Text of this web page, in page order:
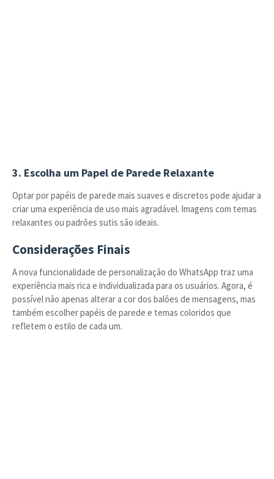
3. Escolha um Papel de Parede Relaxante
Optar por papéis de parede mais suaves e discretos pode ajudar a
criar uma experiência de uso mais agradável. Imagens com temas
relaxantes ou padrões sutis são ideais.
Considerações Finais
A nova funcionalidade de personalização do WhatsApp traz uma
experiência mais rica e individualizada para os usuários. Agora, é
possível não apenas alterar a cor dos balões de mensagens, mas
também escolher papéis de parede e temas coloridos que
refletem o estilo de cada um.